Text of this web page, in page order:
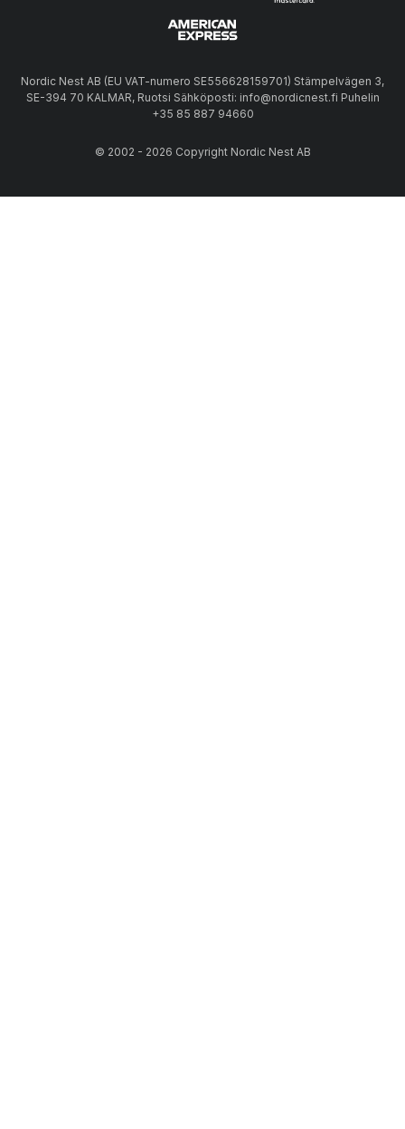
Nordic Nest AB (EU VAT-numero SE556628159701) Stämpelvägen 3,
SE-394 70 KALMAR, Ruotsi Sähköposti: info@nordicnest.fi Puhelin
+35 85 887 94660
© 2002 - 2026 Copyright Nordic Nest AB